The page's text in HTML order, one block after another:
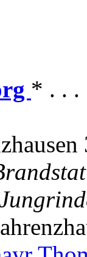
* . . .